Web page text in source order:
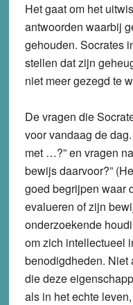
Het gaat om het
antwoorden waarbij
gehouden. Socrates
stellen dat zijn
niet meer gezegd te
De vragen die
voor vandaag de
met …?” en vragen
bewijs daarvoor?”
goed begrijpen waar
evalueren of zijn
onderzoekende
om zich intellectueel
benodigdheden. Niet
die deze
als in het echte